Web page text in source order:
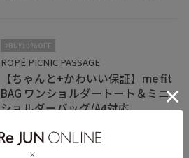
2BUY10%OFF
ROPÉ PICNIC PASSAGE
【ちゃんと+かわいい保証】me fit
BAG ワンショルダートート＆ミニ
ショルダーバッグ/A4対応
¥5,995